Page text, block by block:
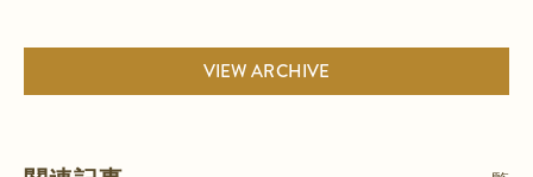
VIEW ARCHIVE